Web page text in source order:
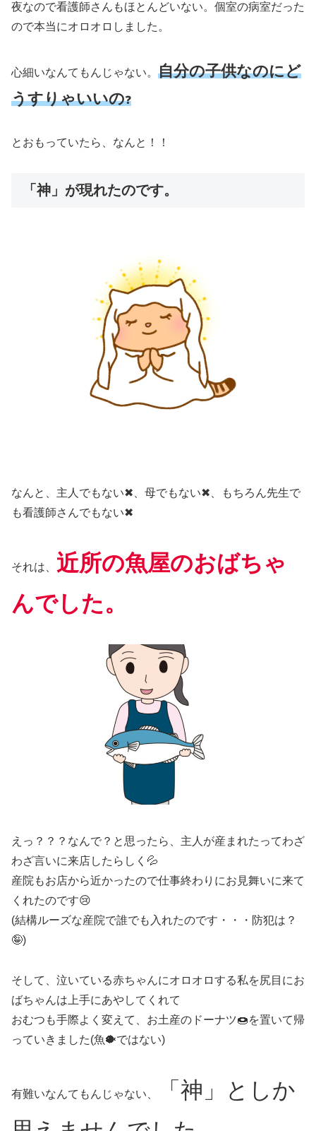
夜なので看護師さんもほとんどいない。個室の病室だった
ので本当にオロオロしました。
心細いなんてもんじゃない。 自分の子供なのにど
うすりゃいいの❓
とおもっていたら、なんと！！
「神」が現れたのです。
なんと、主人でもない✖、母でもない✖、もちろん先生で
も看護師さんでもない✖
それは、 近所の魚屋のおばちゃ
んでした。
えっ？？？なんで？と思ったら、主人が産まれたってわざ
わざ言いに来店したらしく💦
産院もお店から近かったので仕事終わりにお見舞いに来て
くれたのです😢
(結構ルーズな産院で誰でも入れたのです・・・防犯は？
🤪)
そして、泣いている赤ちゃんにオロオロする私を尻目にお
ばちゃんは上手にあやしてくれて
おむつも手際よく変えて、お土産のドーナツ🍩を置いて帰
っていきました(魚🐡ではない)
有難いなんてもんじゃない、
「神」としか